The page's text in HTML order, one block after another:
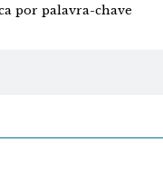
por palavra-chave